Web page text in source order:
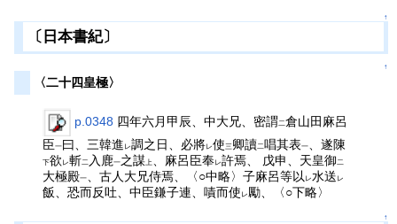
↑
〔日本書紀〕
↑
〈二十四皇極〉
p.0348 四年六月甲辰、中大兄、密謂二倉山田麻呂
臣一曰、三韓進 レ調之日、必將レ使三卿讀二唱其表一 、遂陳
下欲 レ斬二 入鹿一之謀 上 、麻呂臣奉レ許焉、 戊申、天皇御 二
大極殿一 、古人大兄侍焉、〈○中略〉子麻呂等以 レ水送 レ
飯、恐而反吐、中臣鎌子連、嘖而使 レ 勵、〈○下略〉
↑